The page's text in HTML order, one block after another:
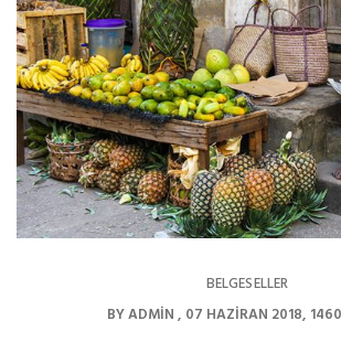
BELGESELLER
BYADMIN 07 HAZIRAN 2018